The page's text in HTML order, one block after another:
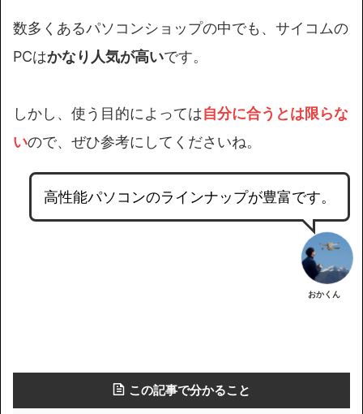
数多くあるパソコンショップの中でも、サイコムの
PCはかなり人気が高いです。
しかし、使う目的によっては自分に合うとは限らな
いので、ぜひ参考にしてくださいね。
高性能パソコンのラインナップが豊富です。
おかくん
この記事で分かること